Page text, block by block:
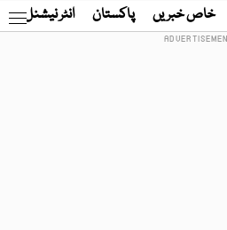
خاص خبریں پاکستان انٹر نیشنل